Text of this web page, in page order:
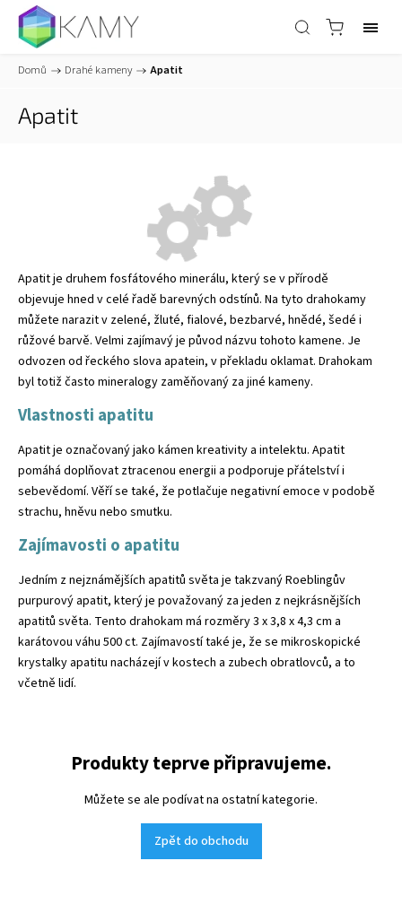
Domů / Drahé kameny / Apatit
Apatit
Produkty teprve připravujeme.
Můžete se ale podívat na ostatní kategorie.
Zpět do obchodu
Apatit je druhem fosfátového minerálu, který se v přírodě
objevuje hned v celé řadě barevných odstínů. Na tyto drahokamy
můžete narazit v zelené, žluté, fialové, bezbarvé, hnědé, šedé i
růžové barvě. Velmi zajímavý je původ názvu tohoto kamene. Je
odvozen od řeckého slova apatein, v překladu oklamat. Drahokam
byl totiž často mineralogy zaměňovaný za jiné kameny.
Vlastnosti apatitu
Apatit je označovaný jako kámen kreativity a intelektu. Apatit
pomáhá doplňovat ztracenou energii a podporuje přátelství i
sebevědomí. Věří se také, že potlačuje negativní emoce v podobě
strachu, hněvu nebo smutku.
Zajímavosti o apatitu
Jedním z nejznámějších apatitů světa je takzvaný Roeblingův
purpurový apatit, který je považovaný za jeden z nejkrásnějších
apatitů světa. Tento drahokam má rozměry 3 x 3,8 x 4,3 cm a
karátovou váhu 500 ct. Zajímavostí také je, že se mikroskopické
krystalky apatitu nacházejí v kostech a zubech obratlovců, a to
včetně lidí.